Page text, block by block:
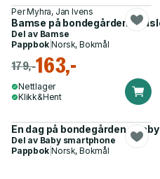
Per Myhra, Jan Ivens
Bamse på bondegården -
Del av Bamse
Pappbok|Norsk, Bokmål
179,-163,-
Nettlager
Klikk&Hent
En dag på bondegården -
Del av Baby smartphone
Pappbok|Norsk, Bokmål